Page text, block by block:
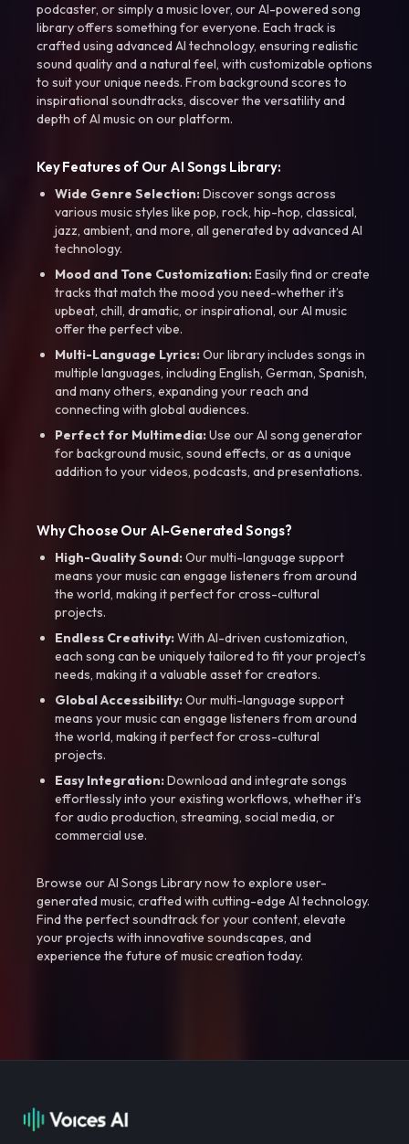
podcaster, or simply a music lover, our AI-powered song
library offers something for everyone. Each track is
crafted using advanced AI technology, ensuring realistic
sound quality and a natural feel, with customizable options
to suit your unique needs. From background scores to
inspirational soundtracks, discover the versatility and
depth of AI music on our platform.
Key Features of Our AI Songs Library:
Wide Genre Selection:Discover songs across
various music styles like pop, rock, hip-hop, classical,
jazz, ambient, and more, all generated by advanced AI
technology.
Mood and Tone Customization:Easily find or create
tracks that match the mood you need-whether it’s
upbeat, chill, dramatic, or inspirational, our AI music
offer the perfect vibe.
Multi-Language Lyrics:Our library includes songs in
multiple languages, including English, German, Spanish,
and many others, expanding your reach and
connecting with global audiences.
Perfect for Multimedia:Use our AI song generator
for background music, sound effects, or as a unique
addition to your videos, podcasts, and presentations.
Why Choose Our AI-Generated Songs?
High-Quality Sound:Our multi-language support
means your music can engage listeners from around
the world, making it perfect for cross-cultural
projects.
Endless Creativity:With AI-driven customization,
each song can be uniquely tailored to fit your project’s
needs, making it a valuable asset for creators.
Global Accessibility:Our multi-language support
means your music can engage listeners from around
the world, making it perfect for cross-cultural
projects.
Easy Integration:Download and integrate songs
effortlessly into your existing workflows, whether it’s
for audio production, streaming, social media, or
commercial use.
Browse our AI Songs Library now to explore user-
generated music, crafted with cutting-edge AI technology.
Find the perfect soundtrack for your content, elevate
your projects with innovative soundscapes, and
experience the future of music creation today.